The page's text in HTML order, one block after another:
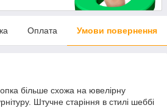
Оплата Умови повернення
більше схожа на ювелірну
Штучне старіння в стилі шеббі